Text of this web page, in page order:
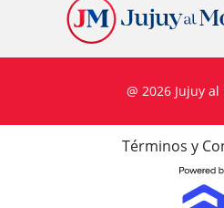
@ 2026 Jujuy
Términos y